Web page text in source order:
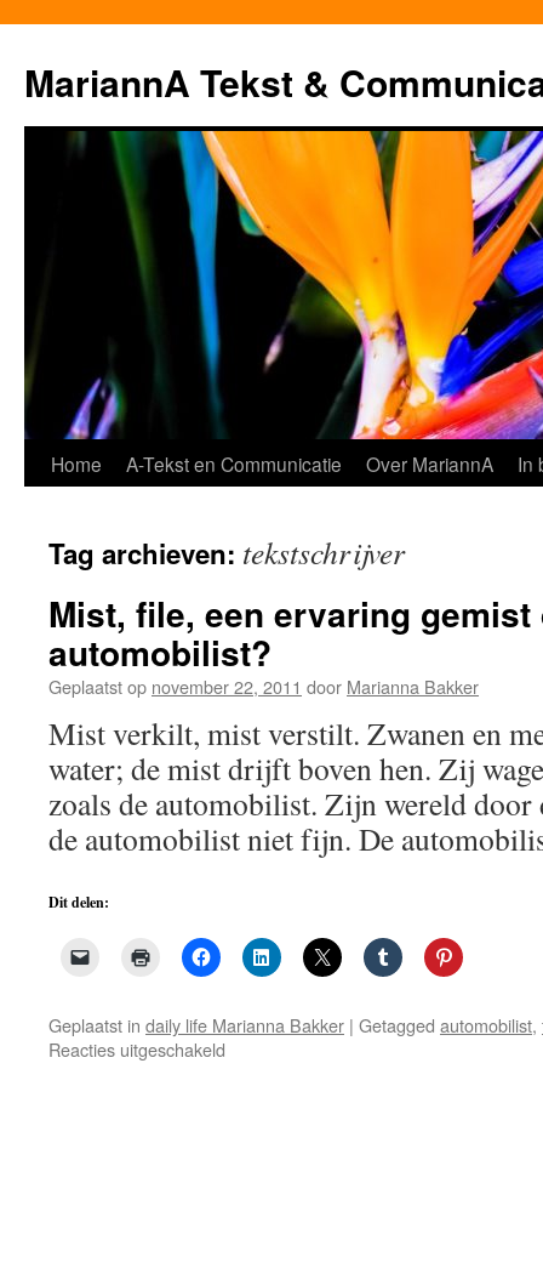
MariannA Tekst &
Ga
de
inhoud
Home A-Tekst en Communicatie Over MariannA In
Tag archieven: tekstschrijver
Mist, file, een ervaring gemist
automobilist?
Geplaatst op november 22, 2011 door Marianna Bakker
Mist verkilt, mist verstilt. Zwanen en
water; de mist drijft boven hen. Zij
zoals de automobilist. Zijn wereld
de automobilist niet fijn. De
Dit delen:
Geplaatst in daily life Marianna Bakker | Getagged automobilist,
Reacties uitgeschakeld